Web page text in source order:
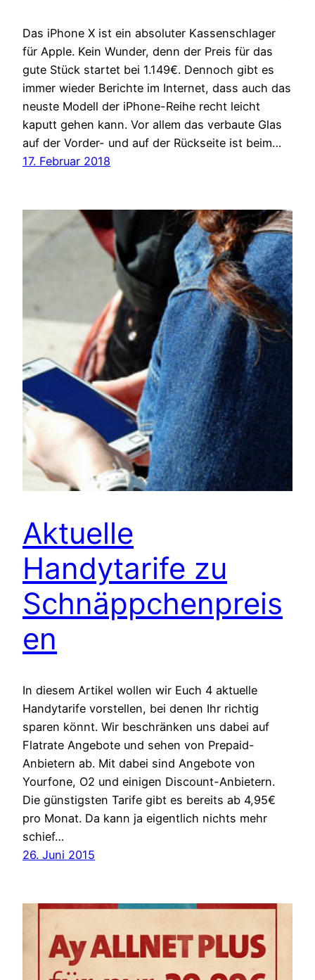
Das iPhone X ist ein absoluter Kassenschlager
für Apple. Kein Wunder, denn der Preis für das
gute Stück startet bei 1.149€. Dennoch gibt es
immer wieder Berichte im Internet, dass auch das
neuste Modell der iPhone-Reihe recht leicht
kaputt gehen kann. Vor allem das verbaute Glas
auf der Vorder- und auf der Rückseite ist beim…
17. Februar 2018
Aktuelle
Handytarife zu
Schnäppchenpreis
en
In diesem Artikel wollen wir Euch 4 aktuelle
Handytarife vorstellen, bei denen Ihr richtig
sparen könnt. Wir beschränken uns dabei auf
Flatrate Angebote und sehen von Prepaid-
Anbietern ab. Mit dabei sind Angebote von
Yourfone, O2 und einigen Discount-Anbietern.
Die günstigsten Tarife gibt es bereits ab 4,95€
pro Monat. Da kann ja eigentlich nichts mehr
schief…
26. Juni 2015